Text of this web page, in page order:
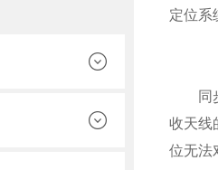
定位系
同步
收天线
位无法